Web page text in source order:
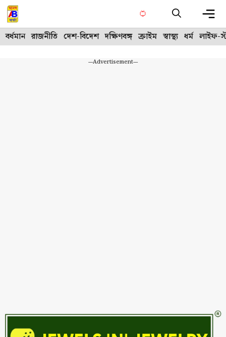
Skip
to
content
বর্ধমান রাজনীতি দেশ-বিদেশ দক্ষিণবঙ্গ ক্রাইম স্বাস্থ্য ধর্ম লাইফ-
---Advertisement---